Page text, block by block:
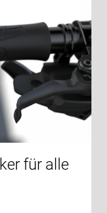
für alle